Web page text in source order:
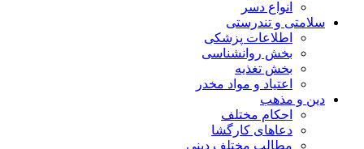
انواع دسر
سلامتی و تندرستی
اطلاعات پزشکی
بخش روانشناسی
بخش تغذیه
اعتیاد و مواد مخدر
دین و مذهب
احکام مختلف
دعاهای کارگشا
مطالب مختلف دینی